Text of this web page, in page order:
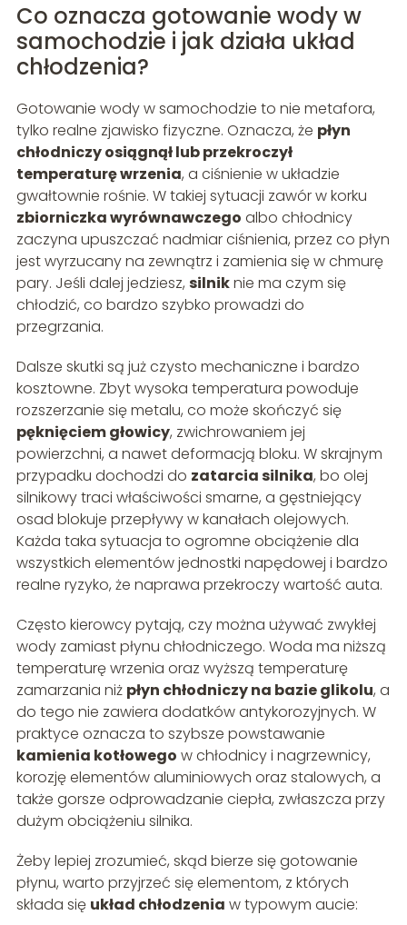
Co oznacza gotowanie wody w
samochodzie i jak działa układ
chłodzenia?
Gotowanie wody w samochodzie to nie metafora,
tylko realne zjawisko fizyczne. Oznacza, że płyn
chłodniczy osiągnął lub przekroczył
temperaturę wrzenia, a ciśnienie w układzie
gwałtownie rośnie. W takiej sytuacji zawór w korku
zbiorniczka wyrównawczego albo chłodnicy
zaczyna upuszczać nadmiar ciśnienia, przez co płyn
jest wyrzucany na zewnątrz i zamienia się w chmurę
pary. Jeśli dalej jedziesz, silniknie ma czym się
chłodzić, co bardzo szybko prowadzi do
przegrzania.
Dalsze skutki są już czysto mechaniczne i bardzo
kosztowne. Zbyt wysoka temperatura powoduje
rozszerzanie się metalu, co może skończyć się
pęknięciem głowicy, zwichrowaniem jej
powierzchni, a nawet deformacją bloku. W skrajnym
przypadku dochodzi do zatarcia silnika, bo olej
silnikowy traci właściwości smarne, a gęstniejący
osad blokuje przepływy w kanałach olejowych.
Każda taka sytuacja to ogromne obciążenie dla
wszystkich elementów jednostki napędowej i bardzo
realne ryzyko, że naprawa przekroczy wartość auta.
Często kierowcy pytają, czy można używać zwykłej
wody zamiast płynu chłodniczego. Woda ma niższą
temperaturę wrzenia oraz wyższą temperaturę
zamarzania niż płyn chłodniczy na bazie glikolu, a
do tego nie zawiera dodatków antykorozyjnych. W
praktyce oznacza to szybsze powstawanie
kamienia kotłowego w chłodnicy i nagrzewnicy,
korozję elementów aluminiowych oraz stalowych, a
także gorsze odprowadzanie ciepła, zwłaszcza przy
dużym obciążeniu silnika.
Żeby lepiej zrozumieć, skąd bierze się gotowanie
płynu, warto przyjrzeć się elementom, z których
składa się układ chłodzenia w typowym aucie: